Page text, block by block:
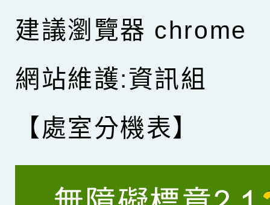
建議瀏覽器 chrome
網站維護:資訊組
【處室分機表】